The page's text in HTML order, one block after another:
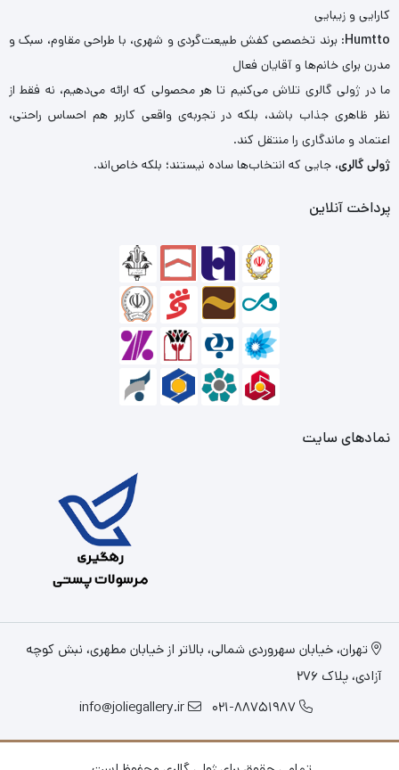
کارایی و زیبایی
Humtto: برند تخصصی کفش طبیعت‌گردی و شهری، با طراحی مقاوم، سبک و
مدرن برای خانم‌ها و آقایان فعال
ما در ژولی گالری تلاش می‌کنیم تا هر محصولی که ارائه می‌دهیم، نه فقط از
نظر ظاهری جذاب باشد، بلکه در تجربه‌ی واقعی کاربر هم احساس راحتی،
اعتماد و ماندگاری را منتقل کند.
ژولی گالری، جایی که انتخاب‌ها ساده نیستند؛ بلکه خاص‌اند.
پرداخت آنلاین
نمادهای سایت
تهران، خیابان سهروردی شمالی، بالاتر از خیابان مطهری، نبش کوچه
آزادی، پلاک 276
021-88751987
info@joliegallery.ir